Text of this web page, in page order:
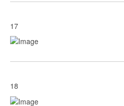
17
18